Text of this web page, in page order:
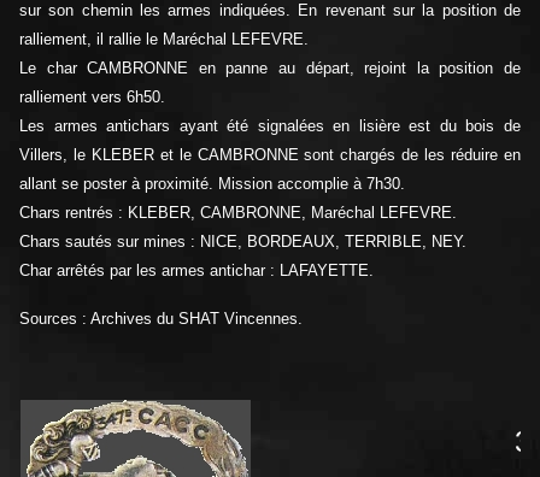
sur son chemin les armes indiquées. En revenant sur la position de
ralliement, il rallie le Maréchal LEFEVRE.
Le char CAMBRONNE en panne au départ, rejoint la position de
ralliement vers 6h50.
Les armes antichars ayant été signalées en lisière est du bois de
Villers, le KLEBER et le CAMBRONNE sont chargés de les réduire en
allant se poster à proximité. Mission accomplie à 7h30.
Chars rentrés : KLEBER, CAMBRONNE, Maréchal LEFEVRE.
Chars sautés sur mines : NICE, BORDEAUX, TERRIBLE, NEY.
Char arrêtés par les armes antichar : LAFAYETTE.
Sources : Archives du SHAT Vincennes.